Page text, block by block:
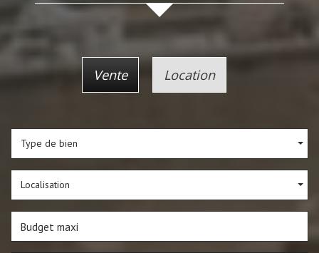
Vente Location
Type de bien
Localisation